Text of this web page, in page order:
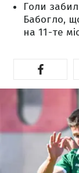
Голи
Бабогло,
на 11-те